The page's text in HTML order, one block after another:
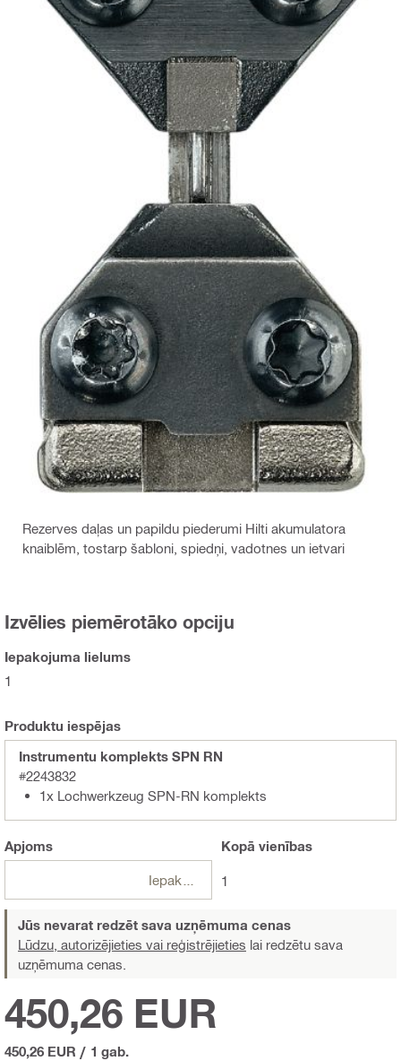
Rezerves daļas un papildu piederumi Hilti akumulatora
knaiblēm, tostarp šabloni, spiedņi, vadotnes un ietvari
Izvēlies piemērotāko opciju
Iepakojuma lielums
1
Produktu iespējas
Instrumentu komplekts SPN RN
#2243832
1x Lochwerkzeug SPN-RN komplekts
Apjoms Kopā vienības
1
Jūs nevarat redzēt sava uzņēmuma cenas
Lūdzu, autorizējieties vai reģistrējieties lai redzētu sava
uzņēmuma cenas.
450,26 EUR
450,26 EUR / 1 gab.